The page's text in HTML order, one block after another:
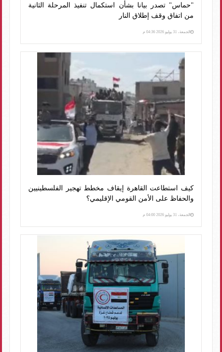
"حماس" تصدر بيانا بشأن استكمال تنفيذ المرحلة الثانية
من اتفاق وقف إطلاق النار
الجمعة، 31 يوليو 2026 04:36 م
كيف استطاعت القاهرة إيقاف مخطط تهجير الفلسطينيين
والحفاظ على الأمن القومي الإقليمي؟
الجمعة، 31 يوليو 2026 04:00 م